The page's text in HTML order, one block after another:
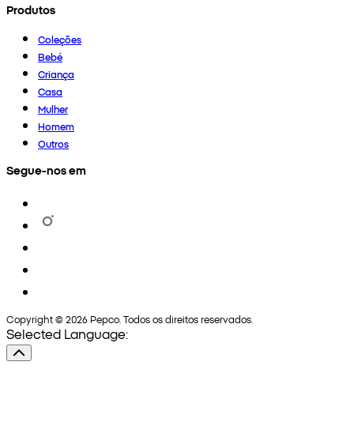
Produtos
Coleções
Bebé
Criança
Casa
Mulher
Homem
Outros
Segue-nos em
Copyright © 2026 Pepco. Todos os direitos reservados.
Selected Language: